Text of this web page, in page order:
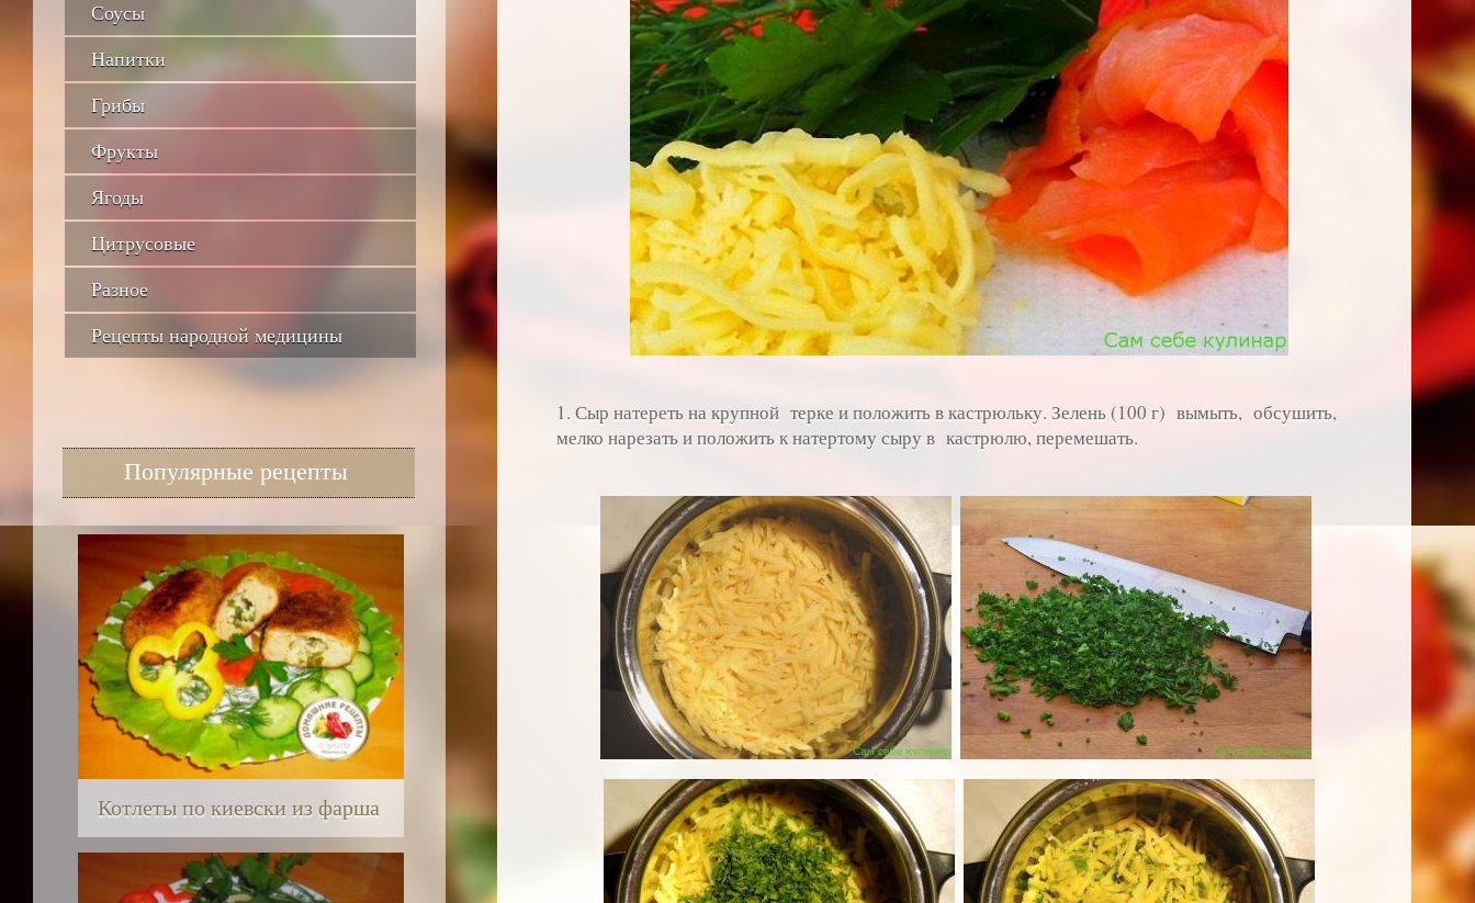
Соусы
Напитки
Грибы
Фрукты
Ягоды
Цитрусовые
Разное
Рецепты народной медицины
Популярные рецепты
Котлеты по киевски из фарша
1. Сыр натереть на крупной терке и положить в кастрюльку. Зелень (100 г) вымыть, обсушить,
мелко нарезать и положить к натертому сыру в кастрюлю, перемешать.